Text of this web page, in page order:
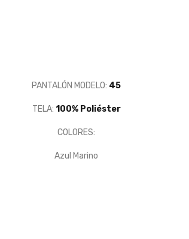
PANTALÓN MODELO: 45
TELA: 100% Poliéster
COLORES:
Azul Marino